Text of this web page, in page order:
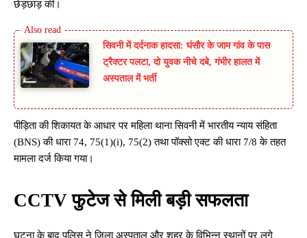
छेड़छाड़ की।
सिवनी में दर्दनाक हादसा: घंसौर के जाम गांव के पास
ट्रैक्टर पलटा, दो युवक नीचे दबे, गंभीर हालत में
अस्पताल में भर्ती
पीड़िता की शिकायत के आधार पर महिला थाना सिवनी में भारतीय न्याय संहिता
(BNS) की धारा 74, 75(1)(i), 75(2) तथा पॉक्सो एक्ट की धारा 7/8 के तहत
मामला दर्ज किया गया।
CCTV फुटेज से मिली बड़ी सफलता
घटना के बाद पुलिस ने जिला अस्पताल और शहर के विभिन्न स्थानों पर लगे